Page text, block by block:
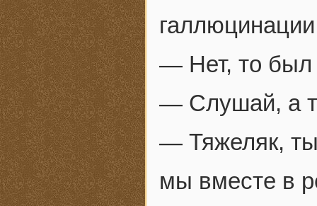
— Нет, то
— Слушай, а
— Тяжеляк,
мы вместе в